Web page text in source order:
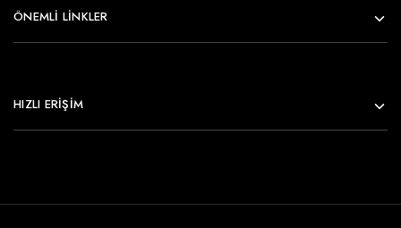
ÖNEMLI LINKLER
HIZLI ERİŞİM